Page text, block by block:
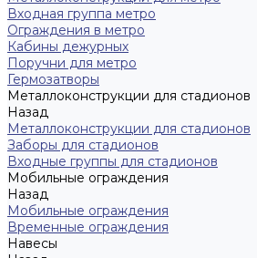
Входная группа метро
Ограждения в метро
Кабины дежурных
Поручни для метро
Гермозатворы
Металлоконструкции для стадионов
Назад
Металлоконструкции для стадионов
Заборы для стадионов
Входные группы для стадионов
Мобильные ограждения
Назад
Мобильные ограждения
Временные ограждения
Навесы